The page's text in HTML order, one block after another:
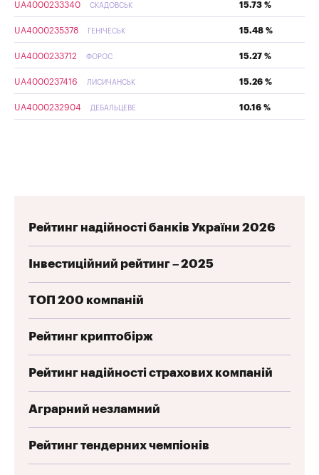
UA4000233340 СКАДОВСЬК 15.73 %
UA4000235378 ГЕНІЧЕСЬК 15.48 %
UA4000233712 ФОРОС 15.27 %
UA4000237416 ЛИСИЧАНСЬК 15.26 %
UA4000232904 ДЕБАЛЬЦЕВЕ 10.16 %
Рейтинг надійності банків України 2026
Інвестиційний рейтинг – 2025
ТОП 200 компаній
Рейтинг криптобірж
Рейтинг надійності страхових компаній
Аграрний незламний
Рейтинг тендерних чемпіонів